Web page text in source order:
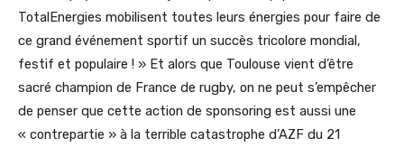
TotalEnergies mobilisent toutes leurs énergies pour faire de
ce grand événement sportif un succès tricolore mondial,
festif et populaire ! » Et alors que Toulouse vient d’être
sacré champion de France de rugby, on ne peut s’empêcher
de penser que cette action de sponsoring est aussi une
« contrepartie » à la terrible catastrophe d’AZF du 21